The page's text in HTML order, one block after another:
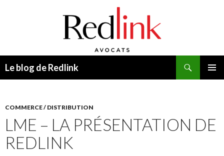
Le blog de Redlink
COMMERCE / DISTRIBUTION
LME – LA PRÉSENTATION DE
REDLINK